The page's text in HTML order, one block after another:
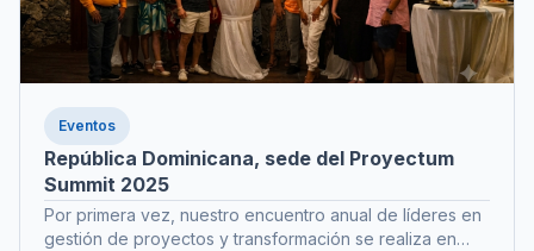
Eventos
República Dominicana, sede del Proyectum
Summit 2025
Por primera vez, nuestro encuentro anual de líderes en
gestión de proyectos y transformación se realiza en